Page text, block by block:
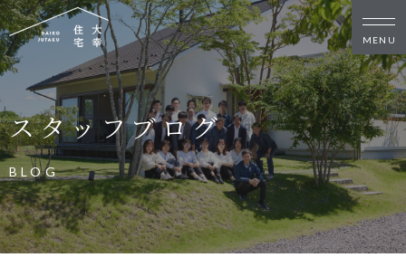
新築・リノベをお考えの方
家づくりの考え方
家づくりの流れ
施工事例
イベント
お客様の声
モデルハウス
リフォーム・リノベーション
土地をお探しの方
スタッフブログ
BLOG